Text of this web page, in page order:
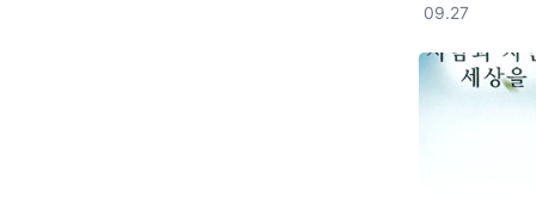
등록일
09.27